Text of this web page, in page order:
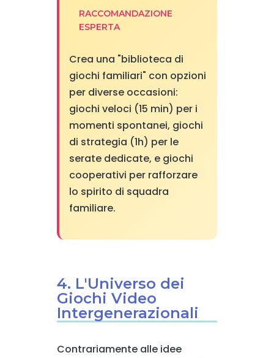
RACCOMANDAZIONE
ESPERTA
Crea una "biblioteca di
giochi familiari" con opzioni
per diverse occasioni:
giochi veloci (15 min) per i
momenti spontanei, giochi
di strategia (1h) per le
serate dedicate, e giochi
cooperativi per rafforzare
lo spirito di squadra
familiare.
4. L'Universo dei
Giochi Video
Intergenerazionali
Contrariamente alle idee